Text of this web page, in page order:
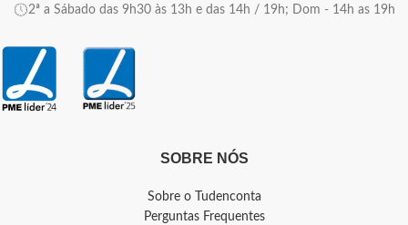
2ª a Sábado das 9h30 às 13h e das 14h / 19h; Dom - 14h as 19h
SOBRE NÓS
Sobre o Tudenconta
Perguntas Frequentes